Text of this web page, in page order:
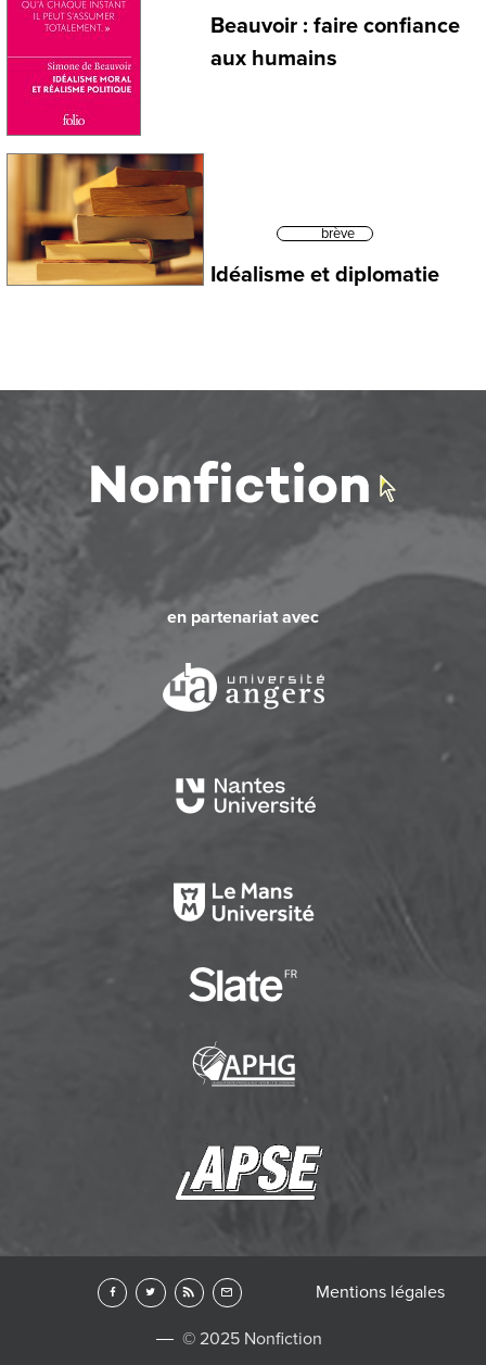
Beauvoir : faire confiance
aux humains
brève
Idéalisme et diplomatie
en partenariat avec
© 2025 Nonfiction
Mentions légales